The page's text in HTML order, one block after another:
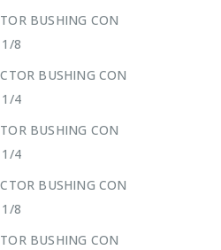
BUSHING CON
1/8
BUSHING CON
1/4
BUSHING CON
1/4
BUSHING CON
1/8
BUSHING CON